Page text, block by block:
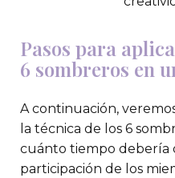
Pasos para
6 sombreros en
A continuación,
la técnica de los 6
cuánto tiempo debería
participación de los